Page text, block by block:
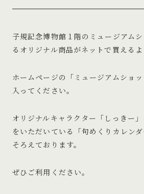
子規記念博物館１階のミュージアム
るオリジナル商品がネットで買えるよ
ホームページの「ミュージアムショ
入ってください。
オリジナルキャラクター「しっきー
をいただいている「句めくりカレン
そろえております。
ぜひご利用ください。